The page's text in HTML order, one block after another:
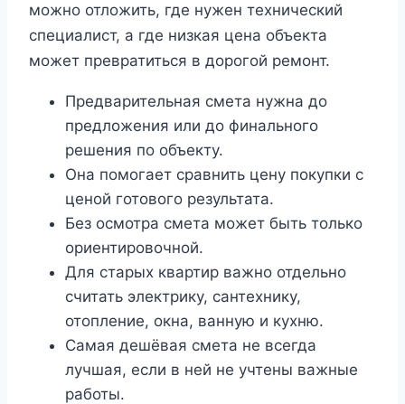
можно отложить, где нужен технический
специалист, а где низкая цена объекта
может превратиться в дорогой ремонт.
Предварительная смета нужна до
предложения или до финального
решения по объекту.
Она помогает сравнить цену покупки с
ценой готового результата.
Без осмотра смета может быть только
ориентировочной.
Для старых квартир важно отдельно
считать электрику, сантехнику,
отопление, окна, ванную и кухню.
Самая дешёвая смета не всегда
лучшая, если в ней не учтены важные
работы.